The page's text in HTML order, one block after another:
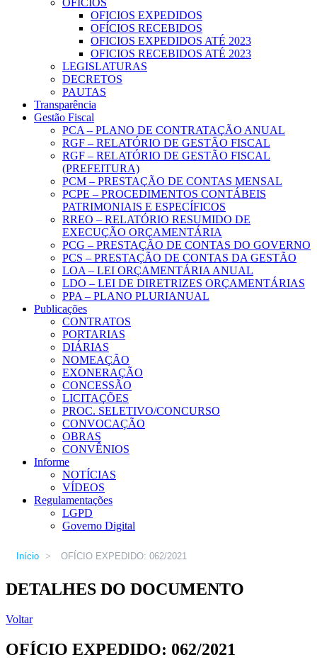
OFICIOS
OFICIOS EXPEDIDOS
OFÍCIOS RECEBIDOS
OFICIOS EXPEDIDOS ATÉ 2023
OFICIOS RECEBIDOS ATÉ 2023
LEGISLATURAS
DECRETOS
PAUTAS
Transparência
Gestão Fiscal
PCA – PLANO DE CONTRATAÇÃO ANUAL
RGF – RELATÓRIO DE GESTÃO FISCAL
RGF – RELATÓRIO DE GESTÃO FISCAL
(PREFEITURA)
PCM – PRESTAÇÃO DE CONTAS MENSAL
PCPE – PROCEDIMENTOS CONTÁBEIS
PATRIMONIAIS E ESPECÍFICOS
RREO – RELATÓRIO RESUMIDO DE
EXECUÇÃO ORÇAMENTÁRIA
PCG – PRESTAÇÃO DE CONTAS DO GOVERNO
PCS – PRESTAÇÃO DE CONTAS DA GESTÃO
LOA – LEI ORÇAMENTÁRIA ANUAL
LDO – LEI DE DIRETRIZES ORÇAMENTÁRIAS
PPA – PLANO PLURIANUAL
Publicações
CONTRATOS
PORTARIAS
DIÁRIAS
NOMEAÇÃO
EXONERAÇÃO
CONCESSÃO
LICITAÇÕES
PROC. SELETIVO/CONCURSO
CONVOCAÇÃO
OBRAS
CONVÊNIOS
Informe
NOTÍCIAS
VÍDEOS
Regulamentações
LGPD
Governo Digital
Início > OFÍCIO EXPEDIDO: 062/2021
DETALHES DO DOCUMENTO
Voltar
OFÍCIO EXPEDIDO: 062/2021